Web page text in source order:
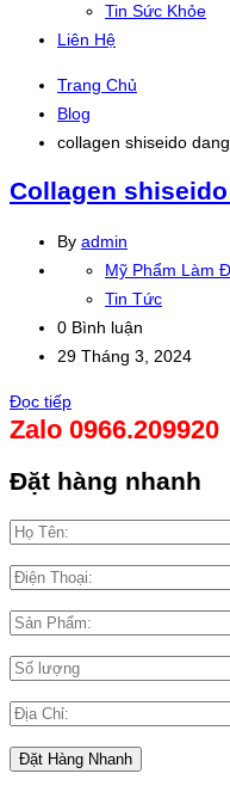
Tin Sức Khỏe
Liên Hệ
Trang Chủ
Blog
collagen shiseido
Collagen
By admin
Mỹ Phẩm Làm
Tin Tức
0 Bình luận
29 Tháng 3, 2024
Đọc tiếp
Zalo 0966.209920
Đặt hàng nhanh